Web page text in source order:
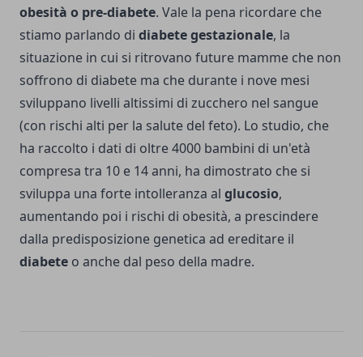
obesità o pre-diabete. Vale la pena ricordare che
stiamo parlando di diabete gestazionale, la
situazione in cui si ritrovano future mamme che non
soffrono di diabete ma che durante i nove mesi
sviluppano livelli altissimi di zucchero nel sangue
(con rischi alti per la salute del feto). Lo studio, che
ha raccolto i dati di oltre 4000 bambini di un'età
compresa tra 10 e 14 anni, ha dimostrato che si
sviluppa una forte intolleranza al glucosio,
aumentando poi i rischi di obesità, a prescindere
dalla predisposizione genetica ad ereditare il
diabete o anche dal peso della madre.